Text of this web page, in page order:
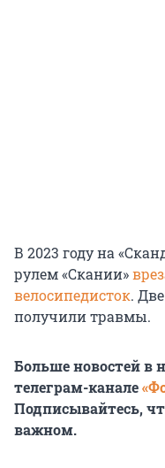
В 2023 году на
рулем «Скании»
велосипедисток.
получили травмы.
Больше новостей
телеграм-канале
Подписывайтесь,
важном.